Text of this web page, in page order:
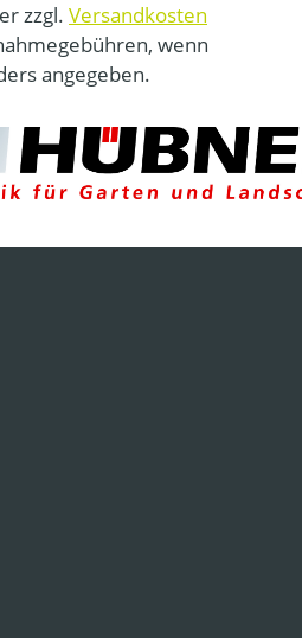
zzgl. Versandkosten
wenn
angegeben.